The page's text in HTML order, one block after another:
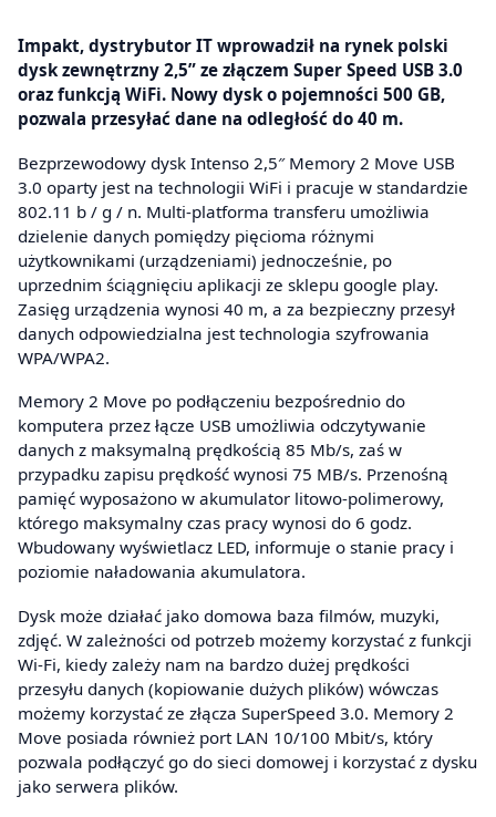
Impakt, dystrybutor IT wprowadził na rynek polski
dysk zewnętrzny 2,5” ze złączem Super Speed USB 3.0
oraz funkcją WiFi. Nowy dysk o pojemności 500 GB,
pozwala przesyłać dane na odległość do 40 m.
Bezprzewodowy dysk Intenso 2,5″ Memory 2 Move USB
3.0 oparty jest na technologii WiFi i pracuje w standardzie
802.11 b / g / n. Multi-platforma transferu umożliwia
dzielenie danych pomiędzy pięcioma różnymi
użytkownikami (urządzeniami) jednocześnie, po
uprzednim ściągnięciu aplikacji ze sklepu google play.
Zasięg urządzenia wynosi 40 m, a za bezpieczny przesył
danych odpowiedzialna jest technologia szyfrowania
WPA/WPA2.
Memory 2 Move po podłączeniu bezpośrednio do
komputera przez łącze USB umożliwia odczytywanie
danych z maksymalną prędkością 85 Mb/s, zaś w
przypadku zapisu prędkość wynosi 75 MB/s. Przenośną
pamięć wyposażono w akumulator litowo-polimerowy,
którego maksymalny czas pracy wynosi do 6 godz.
Wbudowany wyświetlacz LED, informuje o stanie pracy i
poziomie naładowania akumulatora.
Dysk może działać jako domowa baza filmów, muzyki,
zdjęć. W zależności od potrzeb możemy korzystać z funkcji
Wi-Fi, kiedy zależy nam na bardzo dużej prędkości
przesyłu danych (kopiowanie dużych plików) wówczas
możemy korzystać ze złącza SuperSpeed 3.0. Memory 2
Move posiada również port LAN 10/100 Mbit/s, który
pozwala podłączyć go do sieci domowej i korzystać z dysku
jako serwera plików.